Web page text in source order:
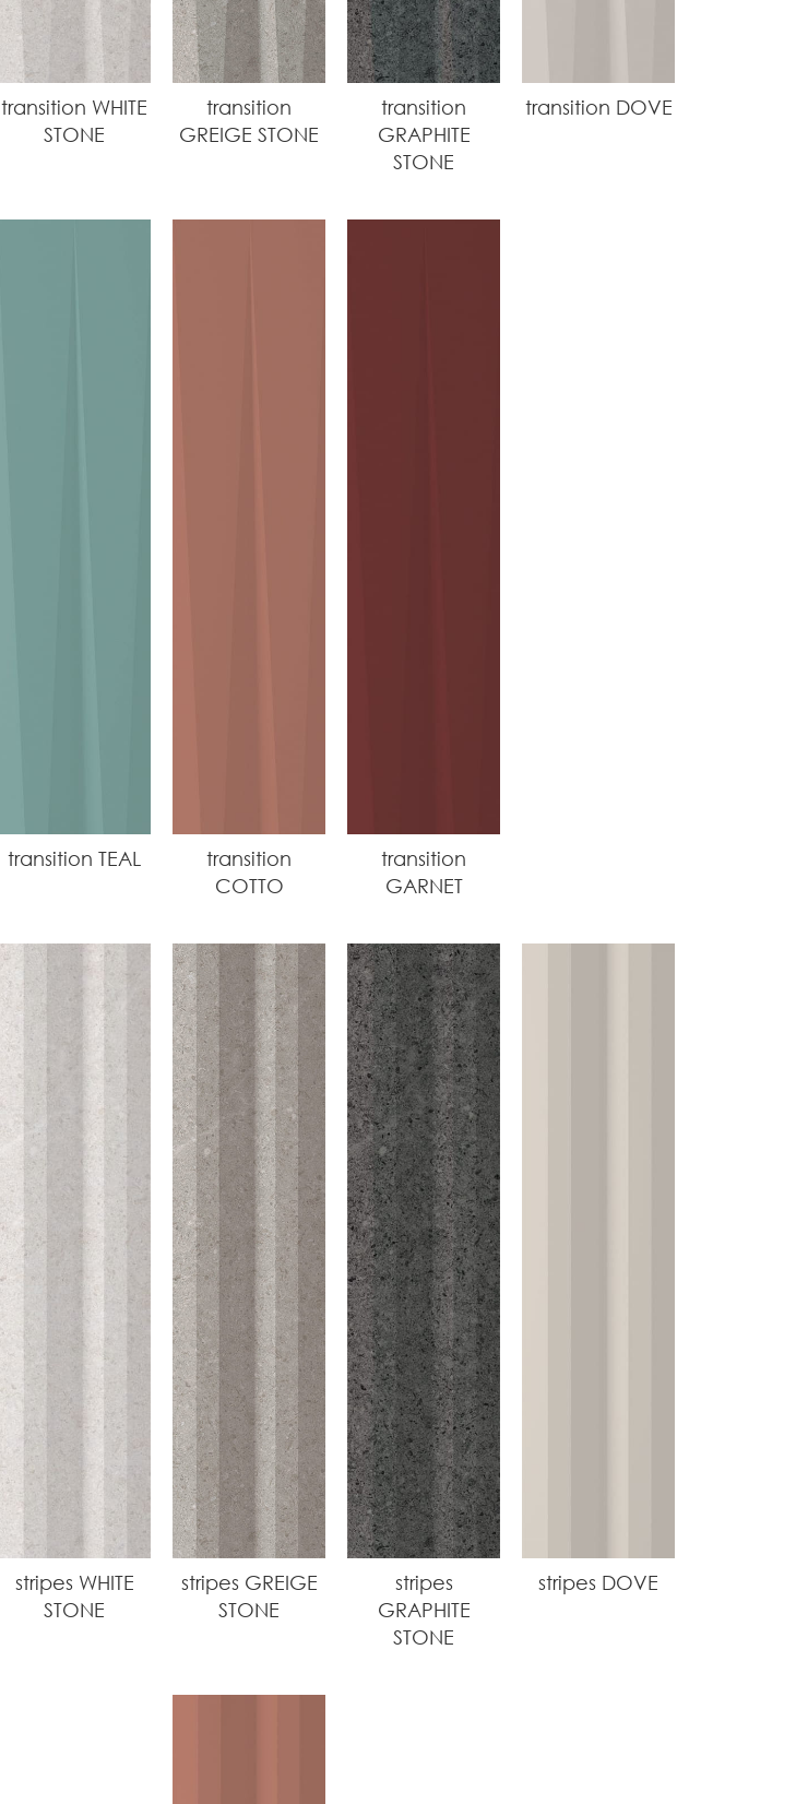
transition WHITE
STONE
transition
GREIGE STONE
transition
GRAPHITE
STONE
transition DOVE
transition TEAL
transition
COTTO
transition
GARNET
stripes WHITE
STONE
stripes GREIGE
STONE
stripes
GRAPHITE
STONE
stripes DOVE